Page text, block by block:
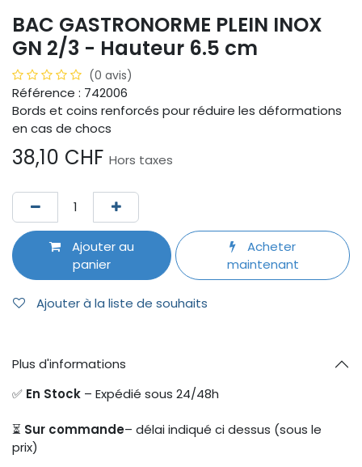
BAC GASTRONORME PLEIN INOX
GN 2/3 - Hauteur 6.5 cm
(0 avis)
Référence : 742006
Bords et coins renforcés pour réduire les déformations
en cas de chocs
38,10 CHF Hors taxes
Ajouter au
panier
Acheter
maintenant
Ajouter à la liste de souhaits
Plus d'informations
✅ En Stock – Expédié sous 24/48h
⏳ Sur commande– délai indiqué ci dessus (sous le
prix)